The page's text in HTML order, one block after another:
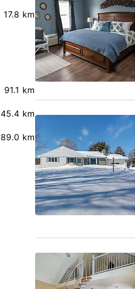
17.8 km
91.1 km
45.4 km
89.0 km